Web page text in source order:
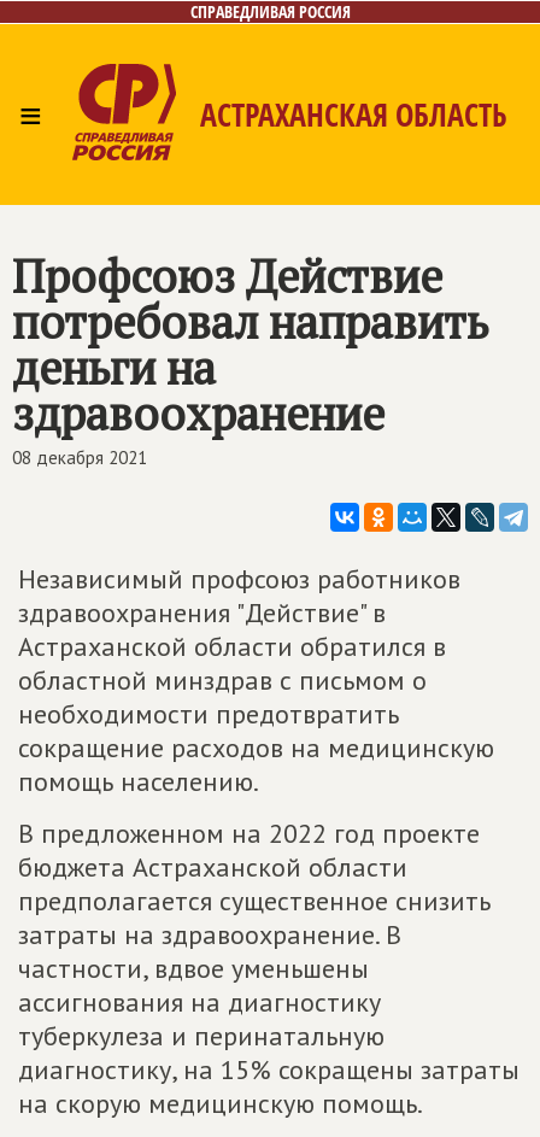
СПРАВЕДЛИВАЯ РОССИЯ
≡ АСТРАХАНСКАЯ ОБЛАСТЬ
Контакты
Профсоюз Действие
потребовал направить
деньги на
здравоохранение
08 декабря 2021
Независимый профсоюз работников
здравоохранения "Действие" в
Астраханской области обратился в
областной минздрав с письмом о
необходимости предотвратить
сокращение расходов на медицинскую
помощь населению.
В предложенном на 2022 год проекте
бюджета Астраханской области
предполагается существенное снизить
затраты на здравоохранение. В
частности, вдвое уменьшены
ассигнования на диагностику
туберкулеза и перинатальную
диагностику, на 15% сокращены затраты
на скорую медицинскую помощь.